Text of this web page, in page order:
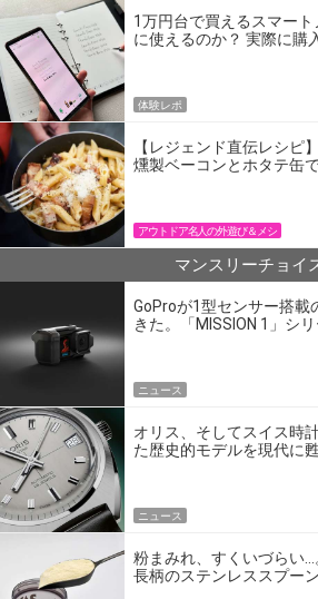
1万円台で買えるスマート
に使えるのか？ 実際に購
体験レポ
【レジェンド直伝レシピ
燻製ベーコンとホタテ缶
アウトドア名人の外遊び＆メシ
マンスリーチョイ
GoProが1型センサー搭載
きた。「MISSION 1」シ
ニュース
オリス、そしてスイス時
た歴史的モデルを現代に
ニュース
粉まみれ、すくいづらい
長柄のステンレススプー